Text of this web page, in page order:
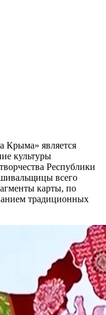
Крыма» является
культуры
Республики
всего
карты, по
традиционных